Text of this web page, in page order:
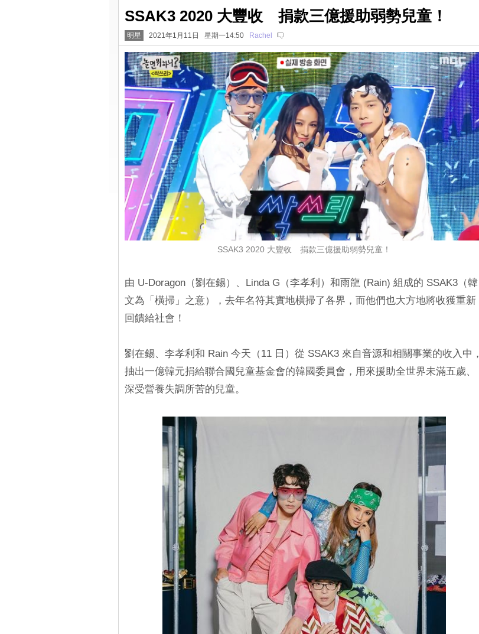
SSAK3 2020 大豐收 捐款三億援助弱勢兒童！
明星 2021年1月11日 星期一14:50 Rachel
SSAK3 2020 大豐收 捐款三億援助弱勢兒童！
由 U-Doragon（劉在錫）、Linda G（李孝利）和雨龍 (Rain) 組成的 SSAK3（韓
文為「橫掃」之意），去年名符其實地橫掃了各界，而他們也大方地將收獲重新
回饋給社會！
劉在錫、李孝利和 Rain 今天（11 日）從 SSAK3 來自音源和相關事業的收入中，
抽出一億韓元捐給聯合國兒童基金會的韓國委員會，用來援助全世界未滿五歲、
深受營養失調所苦的兒童。